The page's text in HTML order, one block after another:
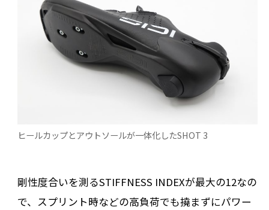
ヒールカップとアウトソールが一体化したSHOT 3
剛性度合いを測るSTIFFNESS INDEXが最大の12なの
で、スプリント時などの高負荷でも撓まずにパワー